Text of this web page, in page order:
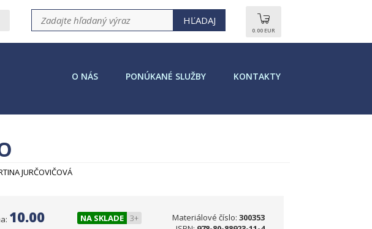
O NÁS PONÚKANÉ SLUŽBY KONTAKTY
JURČOVIČOVÁ
Materiálové číslo: 300353
NA SKLADE 3+
10.00
0.00 EUR